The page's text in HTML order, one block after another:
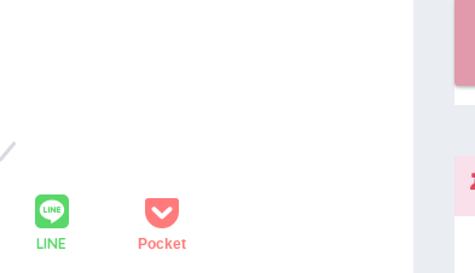
LINE Pocket